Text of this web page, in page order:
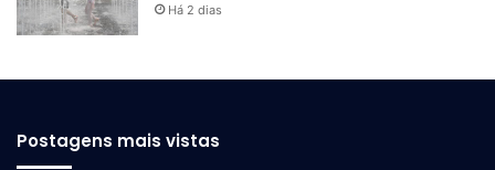
Há 2 dias
Postagens mais vistas